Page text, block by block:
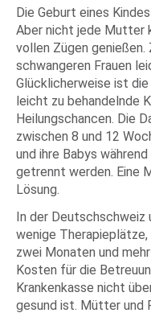
Die Geburt eines
Aber nicht jede Mutter
vollen Zügen
schwangeren Frauen
Glücklicherweise ist
leicht zu behandelnde
Heilungschancen. Die
zwischen 8 und 12
und ihre Babys
getrennt werden. Eine
Lösung.
In der Deutschschweiz
wenige
zwei Monaten und
Kosten für die
Krankenkasse nicht
gesund ist. Mütter und